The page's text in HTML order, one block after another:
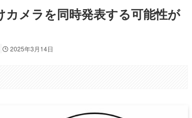
メラを同時発表する可能性が
2025年3月14日